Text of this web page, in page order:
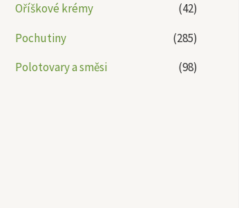
Oříškové krémy
(42)
Pochutiny
(285)
Polotovary a směsi
(98)